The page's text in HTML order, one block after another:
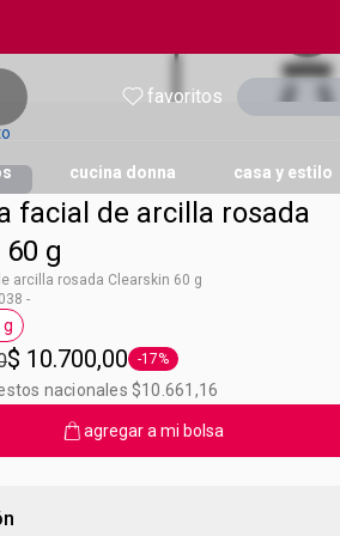
favoritos Ingresar
cucina donna casa y estilo
facial de arcilla rosada
g
arcilla rosada Clearskin 60 g
-
60 g
g
$ 10.700,00 Etiqueta -17%
-17%
nacionales $10.661,16
agregar a mi bolsa